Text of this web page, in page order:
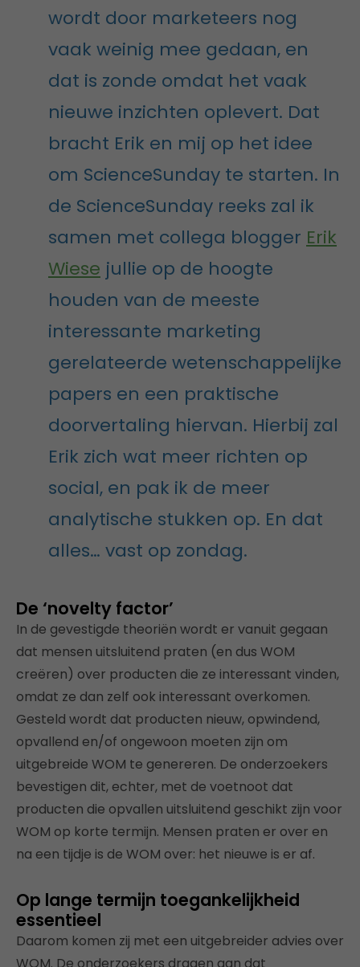
wordt door marketeers nog
vaak weinig mee gedaan, en
dat is zonde omdat het vaak
nieuwe inzichten oplevert. Dat
bracht Erik en mij op het idee
om ScienceSunday te starten. In
de ScienceSunday reeks zal ik
samen met collega blogger Erik
Wiese jullie op de hoogte
houden van de meeste
interessante marketing
gerelateerde wetenschappelijke
papers en een praktische
doorvertaling hiervan. Hierbij zal
Erik zich wat meer richten op
social, en pak ik de meer
analytische stukken op. En dat
alles… vast op zondag.
De ‘novelty factor’
In de gevestigde theoriën wordt er vanuit gegaan
dat mensen uitsluitend praten (en dus WOM
creëren) over producten die ze interessant vinden,
omdat ze dan zelf ook interessant overkomen.
Gesteld wordt dat producten nieuw, opwindend,
opvallend en/of ongewoon moeten zijn om
uitgebreide WOM te genereren. De onderzoekers
bevestigen dit, echter, met de voetnoot dat
producten die opvallen uitsluitend geschikt zijn voor
WOM op korte termijn. Mensen praten er over en
na een tijdje is de WOM over: het nieuwe is er af.
Op lange termijn toegankelijkheid
essentieel
Daarom komen zij met een uitgebreider advies over
WOM. De onderzoekers dragen aan dat